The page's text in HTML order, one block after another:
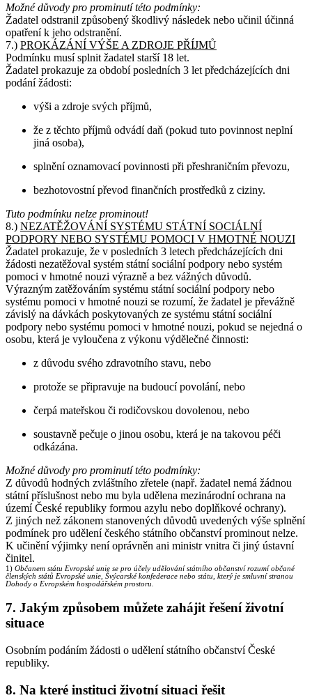
Možné důvody pro prominutí této podmínky:
Žadatel odstranil způsobený škodlivý následek nebo učinil účinná
opatření k jeho odstranění.
7.) PROKÁZÁNÍ VÝŠE A ZDROJE PŘÍJMŮ
Podmínku musí splnit žadatel starší 18 let.
Žadatel prokazuje za období posledních 3 let předcházejících dni
podání žádosti:
výši a zdroje svých příjmů,
že z těchto příjmů odvádí daň (pokud tuto povinnost neplní
jiná osoba),
splnění oznamovací povinnosti při přeshraničním převozu,
bezhotovostní převod finančních prostředků z ciziny.
Tuto podmínku nelze prominout!
8.) NEZATĚŽOVÁNÍ SYSTÉMU STÁTNÍ SOCIÁLNÍ
PODPORY NEBO SYSTÉMU POMOCI V HMOTNÉ NOUZI
Žadatel prokazuje, že v posledních 3 letech předcházejících dni
žádosti nezatěžoval systém státní sociální podpory nebo systém
pomoci v hmotné nouzi výrazně a bez vážných důvodů.
Výrazným zatěžováním systému státní sociální podpory nebo
systému pomoci v hmotné nouzi se rozumí, že žadatel je převážně
závislý na dávkách poskytovaných ze systému státní sociální
podpory nebo systému pomoci v hmotné nouzi, pokud se nejedná o
osobu, která je vyloučena z výkonu výdělečné činnosti:
z důvodu svého zdravotního stavu, nebo
protože se připravuje na budoucí povolání, nebo
čerpá mateřskou či rodičovskou dovolenou, nebo
soustavně pečuje o jinou osobu, která je na takovou péči
odkázána.
Možné důvody pro prominutí této podmínky:
Z důvodů hodných zvláštního zřetele (např. žadatel nemá žádnou
státní příslušnost nebo mu byla udělena mezinárodní ochrana na
území České republiky formou azylu nebo doplňkové ochrany).
Z jiných než zákonem stanovených důvodů uvedených výše splnění
podmínek pro udělení českého státního občanství prominout nelze.
K učinění výjimky není oprávněn ani ministr vnitra či jiný ústavní
činitel.
1) Občanem státu Evropské unie se pro účely udělování státního občanství rozumí občané
členských států Evropské unie, Švýcarské konfederace nebo státu, který je smluvní stranou
Dohody o Evropském hospodářském prostoru.
7. Jakým způsobem můžete zahájit řešení životní
situace
Osobním podáním žádosti o udělení státního občanství České
republiky.
8. Na které instituci životní situaci řešit